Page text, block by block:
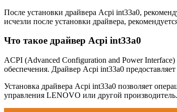
После установки драйвера Acpi int33a0,
исчезли после установки драйвера,
Что такое драйвер Acpi int33a0
ACPI (Advanced Configuration and Power
обеспечения. Драйвер Acpi int33a0
Установка драйвера Acpi int33a0 позволяет
управления LENOVO или другой производитель.